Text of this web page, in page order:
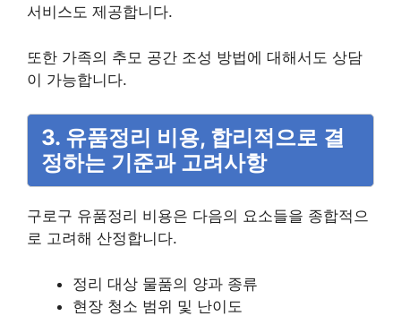
서비스도 제공합니다.
또한 가족의 추모 공간 조성 방법에 대해서도 상담
이 가능합니다.
3. 유품정리 비용, 합리적으로 결
정하는 기준과 고려사항
구로구 유품정리 비용은 다음의 요소들을 종합적으
로 고려해 산정합니다.
정리 대상 물품의 양과 종류
현장 청소 범위 및 난이도